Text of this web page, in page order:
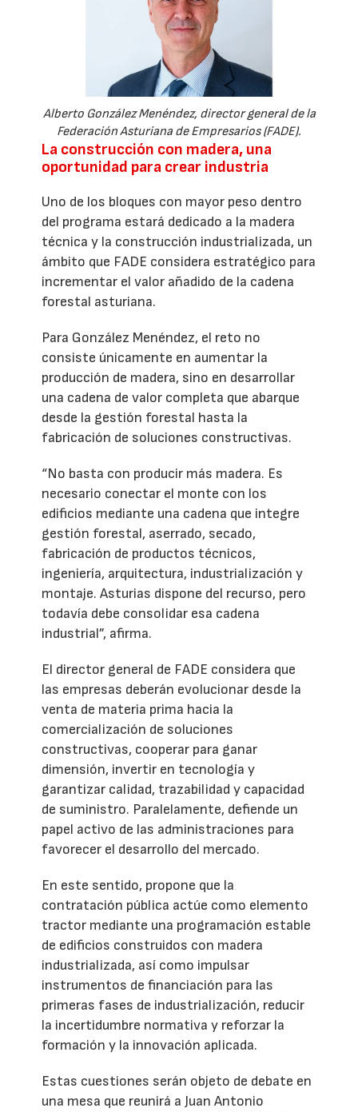
Alberto González Menéndez, director general de la
Federación Asturiana de Empresarios (FADE).
La construcción con madera, una
oportunidad para crear industria
Uno de los bloques con mayor peso dentro
del programa estará dedicado a la madera
técnica y la construcción industrializada, un
ámbito que FADE considera estratégico para
incrementar el valor añadido de la cadena
forestal asturiana.
Para González Menéndez, el reto no
consiste únicamente en aumentar la
producción de madera, sino en desarrollar
una cadena de valor completa que abarque
desde la gestión forestal hasta la
fabricación de soluciones constructivas.
“No basta con producir más madera. Es
necesario conectar el monte con los
edificios mediante una cadena que integre
gestión forestal, aserrado, secado,
fabricación de productos técnicos,
ingeniería, arquitectura, industrialización y
montaje. Asturias dispone del recurso, pero
todavía debe consolidar esa cadena
industrial”, afirma.
El director general de FADE considera que
las empresas deberán evolucionar desde la
venta de materia prima hacia la
comercialización de soluciones
constructivas, cooperar para ganar
dimensión, invertir en tecnología y
garantizar calidad, trazabilidad y capacidad
de suministro. Paralelamente, defiende un
papel activo de las administraciones para
favorecer el desarrollo del mercado.
En este sentido, propone que la
contratación pública actúe como elemento
tractor mediante una programación estable
de edificios construidos con madera
industrializada, así como impulsar
instrumentos de financiación para las
primeras fases de industrialización, reducir
la incertidumbre normativa y reforzar la
formación y la innovación aplicada.
Estas cuestiones serán objeto de debate en
una mesa que reunirá a Juan Antonio